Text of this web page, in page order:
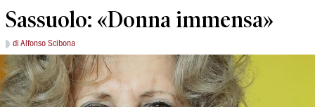
Sassuolo: «Donna immensa»
di Alfonso Scibona